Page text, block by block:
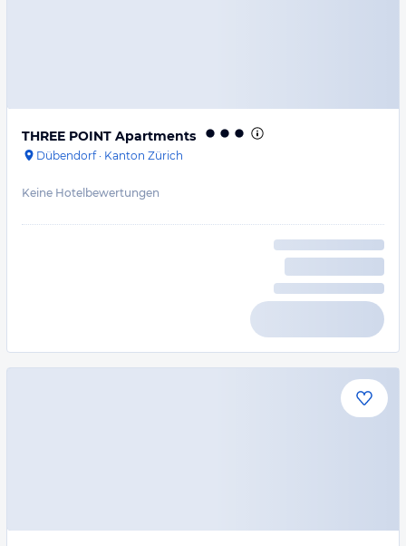
THREE POINT Apartments
Dübendorf· Kanton Zürich
Keine Hotelbewertungen